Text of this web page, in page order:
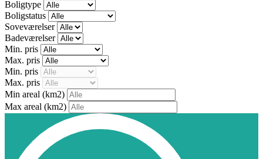
Boligtype
Boligstatus
Soveværelser
Badeværelser
Min. pris
Max. pris
Min. pris
Max. pris
Min areal (km2)
Max areal (km2)